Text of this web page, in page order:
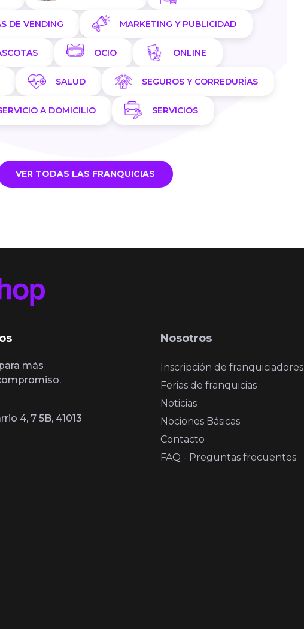
DE VENDING MARKETING Y PUBLICIDAD
OCIO ONLINE
SALUD SEGUROS Y CORREDURÍAS
A DOMICILIO SERVICIOS
VER TODAS LAS FRANQUICIAS
más
4, 7 5B, 41013
Nosotros
Inscripción de franquiciadores
Ferias de franquicias
Noticias
Nociones Básicas
Contacto
FAQ - Preguntas frecuentes